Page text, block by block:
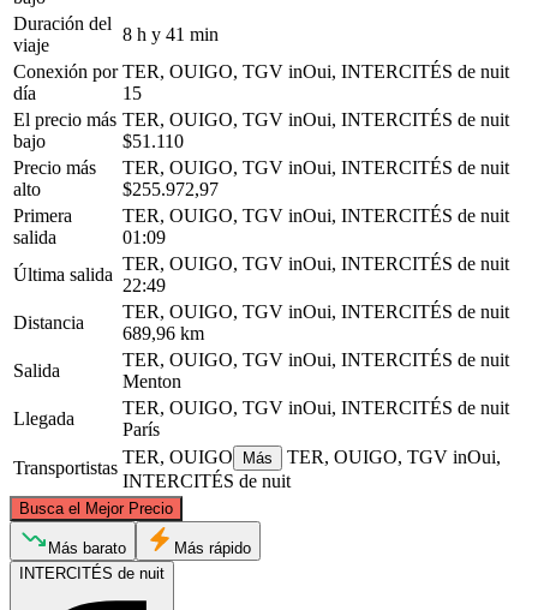
Duración del
viaje
8 h y 41 min
Conexión por
día
TER, OUIGO, TGV inOui, INTERCITÉS de nuit
15
El precio más
bajo
TER, OUIGO, TGV inOui, INTERCITÉS de nuit
$51.110
Precio más
alto
TER, OUIGO, TGV inOui, INTERCITÉS de nuit
$255.972,97
Primera
salida
TER, OUIGO, TGV inOui, INTERCITÉS de nuit
01:09
Última salida
TER, OUIGO, TGV inOui, INTERCITÉS de nuit
22:49
Distancia
TER, OUIGO, TGV inOui, INTERCITÉS de nuit
689,96 km
Salida
TER, OUIGO, TGV inOui, INTERCITÉS de nuit
Menton
Llegada
TER, OUIGO, TGV inOui, INTERCITÉS de nuit
París
Transportistas
TER, OUIGO Más
TER, OUIGO, TGV inOui,
INTERCITÉS de nuit
Busca el Mejor Precio
Paris
©CARTO
Más barato
Más rápido
INTERCITÉS de nuit